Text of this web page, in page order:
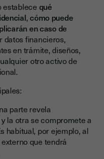
establece qué
,cómo puede
en caso de
datos financieros,
en trámite, diseños,
otro activo de
parte revela
la otra se compromete a
habitual, por ejemplo, al
que tendrá